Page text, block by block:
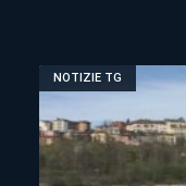
NOTIZIE TG